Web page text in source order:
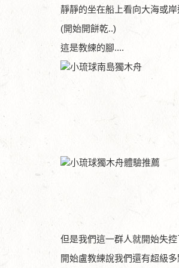
靜靜的坐在船上看向大海或
(開始開餅乾..)
這是教練的腳....
但是我們這一群人就開始失
開始盧教練說我們還有超級